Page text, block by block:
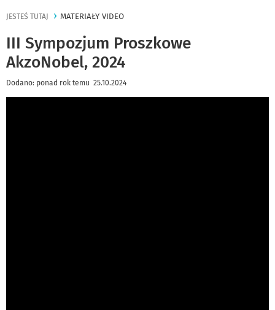
JESTEŚ TUTAJ MATERIAŁY VIDEO
III Sympozjum Proszkowe
AkzoNobel, 2024
Dodano: ponad rok temu 25.10.2024